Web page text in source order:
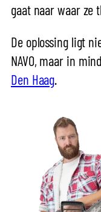
gaat naar waar ze
De oplossing ligt
NAVO, maar in
Den Haag.